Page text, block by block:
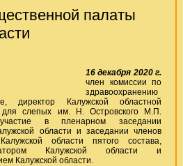
палаты
16 декабря 2020 г.
член комиссии по
здравоохранению
директор Калужской областной
для слепых им. Н. Островского М.П.
в пленарном заседании
области и заседании членов
области пятого состава,
Калужской области и
Калужской области.